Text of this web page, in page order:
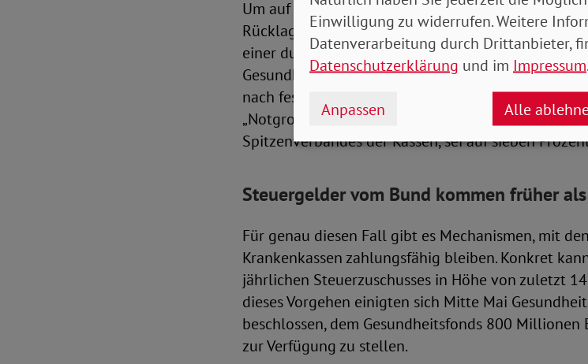
Um auf finanzielle Schwankungen reagieren zu
Rücklagen bilden. Diese gesetzlich vorgesehene
einer durchschnittlichen Monatsausgabe.
Gesundheitsfonds, in den alle Zahlungen der
nach festgelegten Kriterien an die einzelnen
„Notgroschen“ schlug Pfeiffer jetzt Alarm. Die
Spitzenverbandes der Kassen, sei auf sieben
Steuergelder vom Bund kommen früher
Für genau diesen Fall gibt es Mechanismen, mit
Krankenkassen zahlungsfähig bleiben. Konkret
jährlichen Steuerzuschusses in Höhe von zuletzt
dieses Vorgehen einigten sich Mitte Mai
beschlossen, dem Gesundheitsfonds 800
zur Verfügung zu stellen.
Einwilligung zu widerrufen. Weitere
Datenverarbeitung durch Drittanbieter,
Datenschutzerklärung und im Impressum
Anpassen Alle